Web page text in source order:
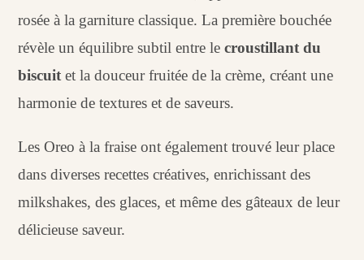
rosée à la garniture classique. La première bouchée
révèle un équilibre subtil entre lecroustillant du
biscuit et la douceur fruitée de la crème, créant une
harmonie de textures et de saveurs.
Les Oreo à la fraise ont également trouvé leur place
dans diverses recettes créatives, enrichissant des
milkshakes, des glaces, et même des gâteaux de leur
délicieuse saveur.